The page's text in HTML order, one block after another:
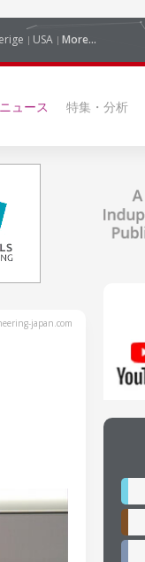
USA More...
ニュース 特集・分析
japan.com